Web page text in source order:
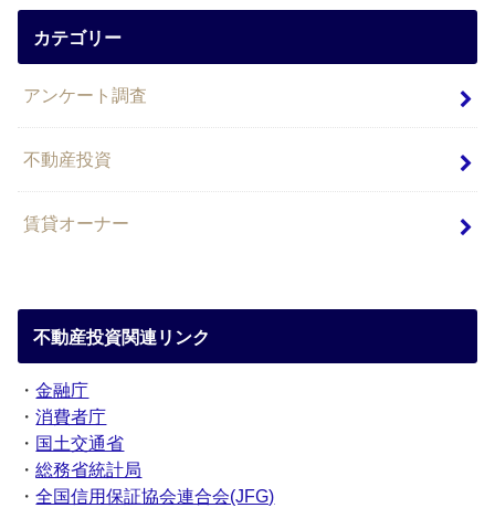
カテゴリー
アンケート調査
不動産投資
賃貸オーナー
不動産投資関連リンク
・金融庁
・消費者庁
・ 国土交通省
・総務省統計局
・全国信用保証協会連合会(JFG)